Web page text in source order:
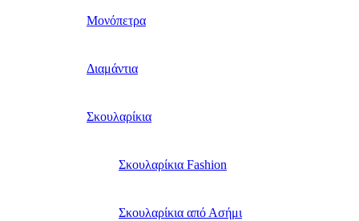
Μονόπετρα
Διαμάντια
Σκουλαρίκια
Σκουλαρίκια Fashion
Σκουλαρίκια από Ασήμι